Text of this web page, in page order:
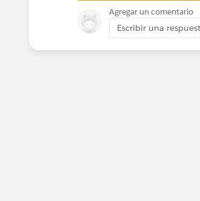
Agregar un comentario
Escribir una